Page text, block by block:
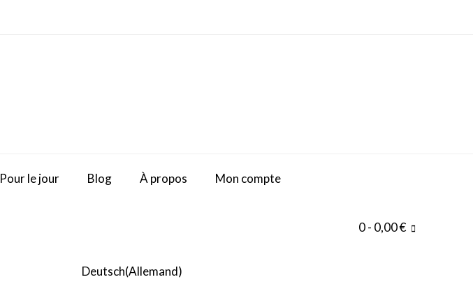
Pour le jour Blog À propos Mon compte
Deutsch(Allemand)
0- 0,00 €